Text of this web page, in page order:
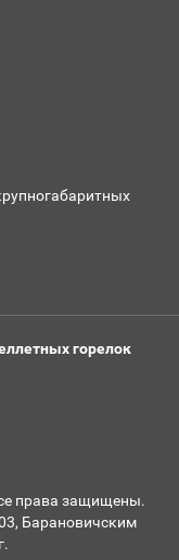
горелок
права защищены.
Барановичским